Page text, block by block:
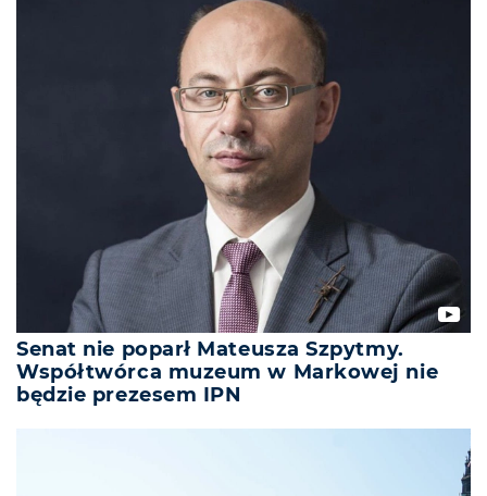
Senat nie poparł Mateusza Szpytmy.
Współtwórca muzeum w Markowej nie
będzie prezesem IPN